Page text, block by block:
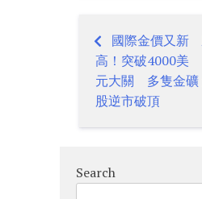
Post
國際金價又新
高！突破4000美
元大關 多隻金礦
股逆市破頂
Search